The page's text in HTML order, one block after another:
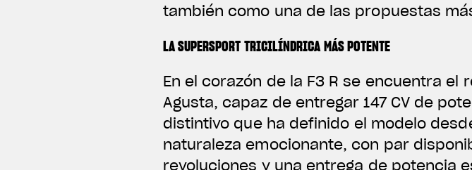
también como una de las propuestas
LA SUPERSPORT TRICILÍNDRICA MÁS POTENTE
En el corazón de la F3 R se encuentra
Agusta, capaz de entregar 147 CV de
distintivo que ha definido el modelo
naturaleza emocionante, con par
revoluciones y una entrega de potencia